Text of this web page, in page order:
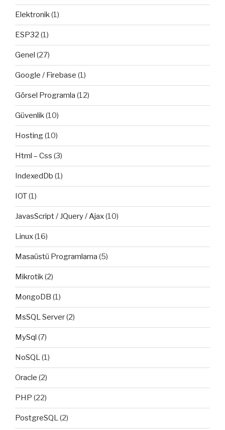
Elektronik(1)
ESP32 (1)
Genel (27)
Google / Firebase (1)
Görsel Programla (12)
Güvenlik(10)
Hosting(10)
Html – Css (3)
IndexedDb (1)
IOT(1)
JavasScript / JQuery / Ajax(10)
Linux(16)
Masaüstü Programlama (5)
Mikrotik(2)
MongoDB (1)
MsSQL Server(2)
MySql (7)
NoSQL(1)
Oracle (2)
PHP (22)
PostgreSQL(2)